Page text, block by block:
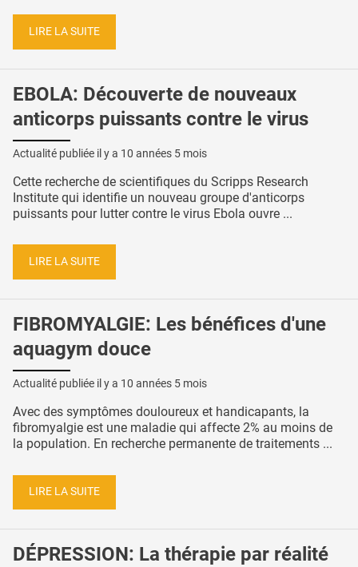
LIRE LA SUITE
EBOLA: Découverte de nouveaux
anticorps puissants contre le virus
Actualité publiée il y a 10 années 5 mois
Cette recherche de scientifiques du Scripps Research
Institute qui identifie un nouveau groupe d'anticorps
puissants pour lutter contre le virus Ebola ouvre ...
LIRE LA SUITE
FIBROMYALGIE: Les bénéfices d'une
aquagym douce
Actualité publiée il y a 10 années 5 mois
Avec des symptômes douloureux et handicapants, la
fibromyalgie est une maladie qui affecte 2% au moins de
la population. En recherche permanente de traitements ...
LIRE LA SUITE
DÉPRESSION: La thérapie par réalité